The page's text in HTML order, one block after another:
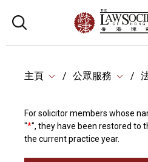
主頁 公眾服務
For solicitor members whose
"*", they have been restored to
the current practice year.